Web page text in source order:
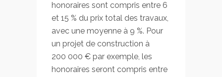
honoraires sont compris entre 6
et 15 % du prix total des travaux,
avec une moyenne à 9 %. Pour
un projet de construction à
200 000 € par exemple, les
honoraires seront compris entre